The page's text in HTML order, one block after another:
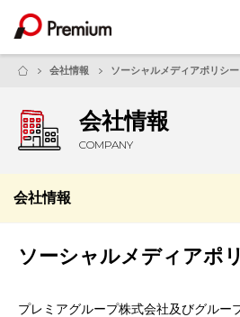
会社情報 ソーシャルメディアポリシー
会社情報
COMPANY
会社情報
ソーシャルメディアポ
プレミアグループ株式会社及びグルー